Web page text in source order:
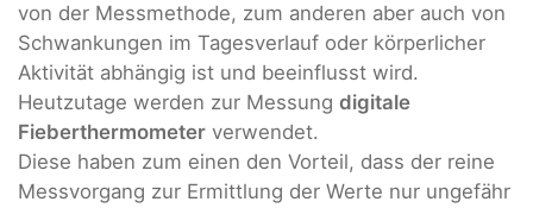
von der Messmethode, zum anderen aber auch von
Schwankungen im Tagesverlauf oder körperlicher
Aktivität abhängig ist und beeinflusst wird.
Heutzutage werden zur Messung digitale
Fieberthermometer verwendet.
Diese haben zum einen den Vorteil, dass der reine
Messvorgang zur Ermittlung der Werte nur ungefähr